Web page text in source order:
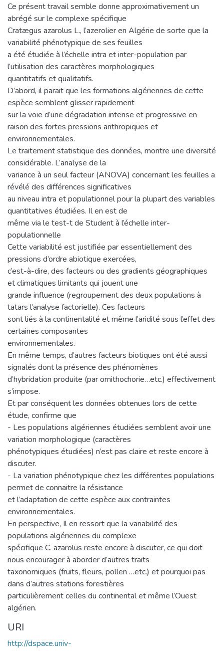
Ce présent travail semble donne approximativement un
abrégé sur le complexe spécifique
Cratægus azarolus L., l’azerolier en Algérie de sorte que la
variabilité phénotypique de ses feuilles
a été étudiée à l’échelle intra et inter-population par
l’utilisation des caractères morphologiques
quantitatifs et qualitatifs.
D’abord, il parait que les formations algériennes de cette
espèce semblent glisser rapidement
sur la voie d’une dégradation intense et progressive en
raison des fortes pressions anthropiques et
environnementales.
Le traitement statistique des données, montre une diversité
considérable. L’analyse de la
variance à un seul facteur (ANOVA) concernant les feuilles a
révélé des différences significatives
au niveau intra et populationnel pour la plupart des variables
quantitatives étudiées. Il en est de
même via le test-t de Student à l’échelle inter-
populationnelle
Cette variabilité est justifiée par essentiellement des
pressions d’ordre abiotique exercées,
c’est-à-dire, des facteurs ou des gradients géographiques
et climatiques limitants qui jouent une
grande influence (regroupement des deux populations à
tatars l’analyse factorielle). Ces facteurs
sont liés à la continentalité et même l’aridité sous l’effet des
certaines composantes
environnementales.
En même temps, d’autres facteurs biotiques ont été aussi
signalés dont la présence des phénomènes
d’hybridation produite (par ornithochorie…etc.) effectivement
s’impose.
Et par conséquent les données obtenues lors de cette
étude, confirme que
- Les populations algériennes étudiées semblent avoir une
variation morphologique (caractères
phénotypiques étudiées) n’est pas claire et reste encore à
discuter.
- La variation phénotypique chez les différentes populations
permet de connaitre la résistance
et l’adaptation de cette espèce aux contraintes
environnementales.
En perspective, Il en ressort que la variabilité des
populations algériennes du complexe
spécifique C. azarolus reste encore à discuter, ce qui doit
nous encourager à aborder d’autres traits
taxonomiques (fruits, fleurs, pollen …etc.) et pourquoi pas
dans d’autres stations forestières
particulièrement celles du continental et même l’Ouest
algérien.
URI
http://dspace.univ-